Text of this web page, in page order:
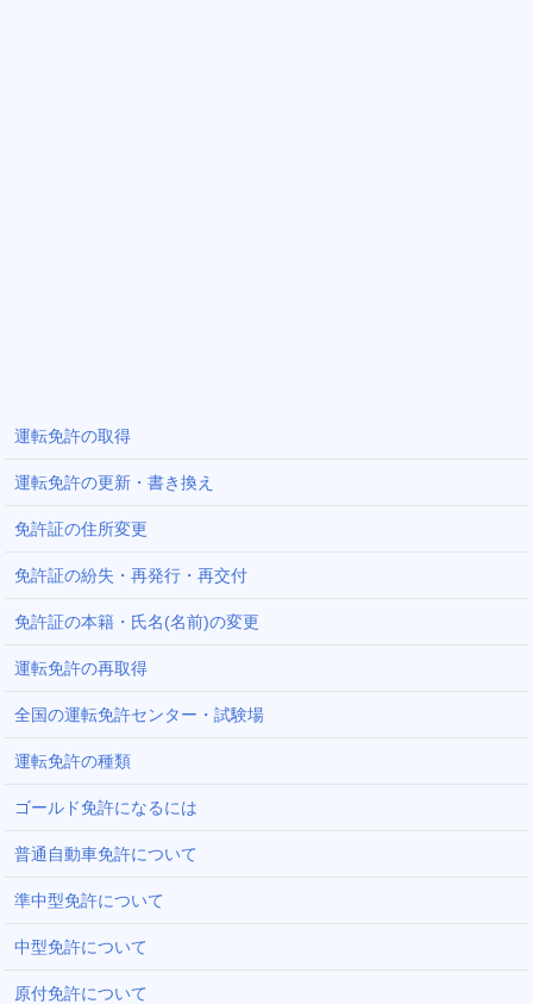
運転免許の取得
運転免許の更新・書き換え
免許証の住所変更
免許証の紛失・再発行・再交付
免許証の本籍・氏名(名前)の変更
運転免許の再取得
全国の運転免許センター・試験場
運転免許の種類
ゴールド免許になるには
普通自動車免許について
準中型免許について
中型免許について
原付免許について